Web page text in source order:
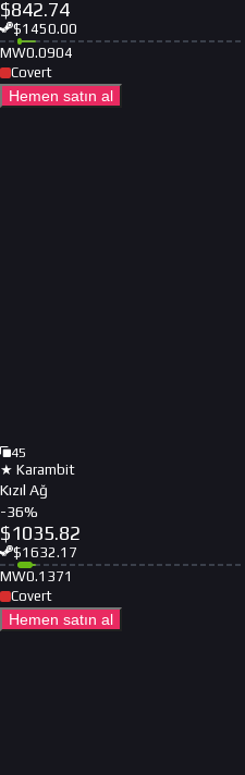
$842.74
$1450.00
MW0.0904
Covert
Hemen satın al
45
★ Karambit
Kızıl Ağ
-36%
$1035.82
$1632.17
MW0.1371
Covert
Hemen satın al